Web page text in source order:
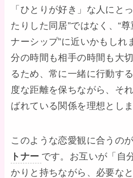
「ひとりが好き」な人にと
たりした同居”ではなく、“
ナーシップ”に近いかもしれ
分の時間も相手の時間も大
るため、常に一緒に行動す
度な距離を保ちながら、そ
ばれている関係を理想としま
このような恋愛観に合うのが
トナー です。お互いが「自
かりと持ちながら、必要な